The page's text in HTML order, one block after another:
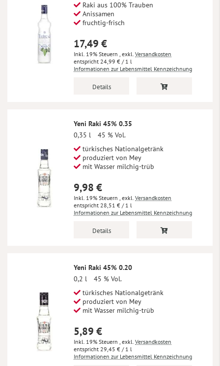
Raki aus 100% Trauben
Anissamen
fruchtig-frisch
17,49 €
Inkl. 19% Steuern , exkl. Versandkosten
24,99 € / 1 l
Informationen zur Lebensmittel Kennzeichnung
Details
Yeni Raki 45% 0.35
0,35 l
45 % Vol.
türkisches Nationalgetränk
produziert von Mey
mit Wasser milchig-trüb
9,98 €
Inkl. 19% Steuern , exkl. Versandkosten
28,51 € / 1 l
Informationen zur Lebensmittel Kennzeichnung
Details
Yeni Raki 45% 0.20
0,2 l
45 % Vol.
türkisches Nationalgetränk
produziert von Mey
mit Wasser milchig-trüb
5,89 €
Inkl. 19% Steuern , exkl. Versandkosten
29,45 € / 1 l
Informationen zur Lebensmittel Kennzeichnung